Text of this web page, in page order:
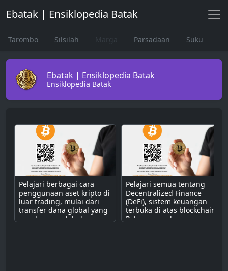
Ebatak | Ensiklopedia Batak
Tarombo Silsilah Parsadaan Suku
Ebatak | Ensiklopedia Batak
Ensiklopedia Batak
Pelajari berbagai cara
penggunaan aset kripto di
luar trading, mulai dari
transfer dana global yang
cepat, menjadi bahan
Pelajari semua tentang
Decentralized Finance
(DeFi), sistem keuangan
terbuka di atas blockchain.
Pahami cara kerjanya